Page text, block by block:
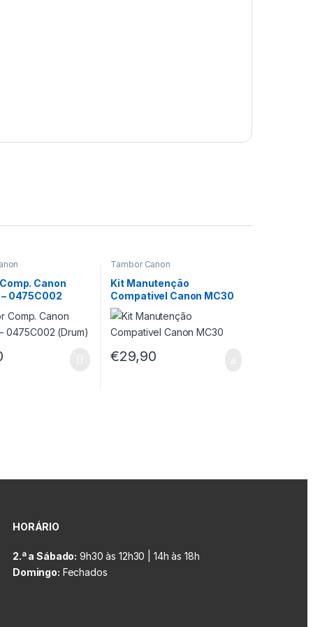
Canon
– 0475C002
Tambor Canon
Kit Manutenção
Compativel Canon MC30
€29,90
HORÁRIO
2.ª a Sábado: 9h30 às 12h30 | 14h às 18h
Domingo: Fechados